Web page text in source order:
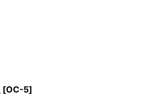
[OC-5]